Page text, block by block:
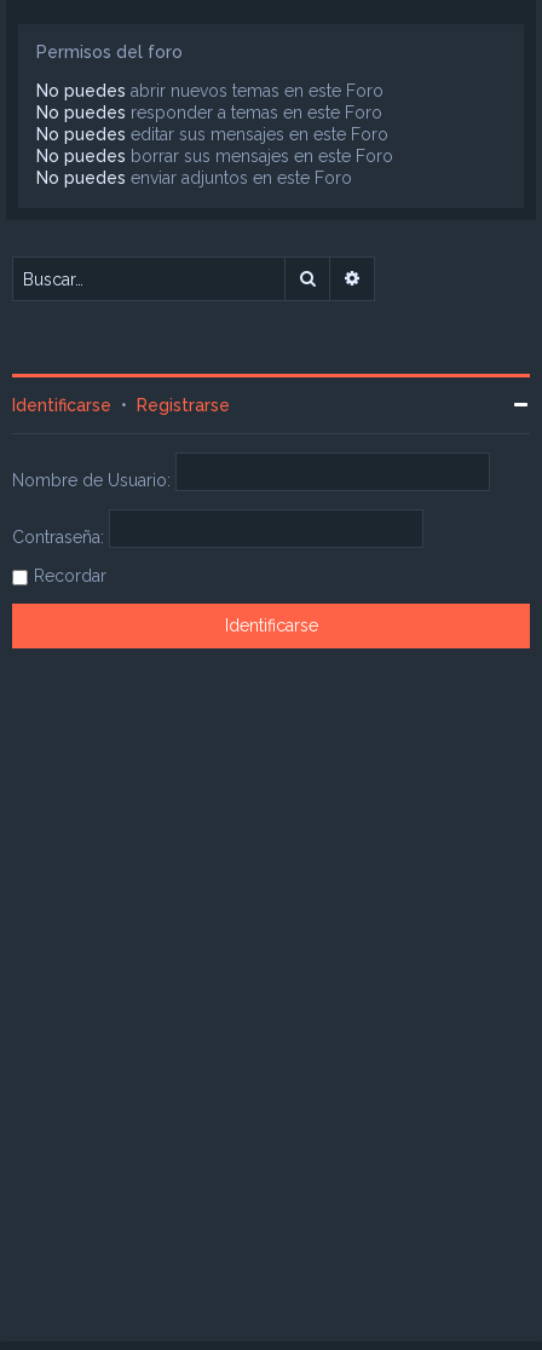
Permisos del foro
No puedes abrir nuevos temas en este Foro
No puedes responder a temas en este Foro
No puedes editar sus mensajes en este Foro
No puedes borrar sus mensajes en este Foro
No puedes enviar adjuntos en este Foro
Buscar
Identificarse • Registrarse
Nombre de Usuario:
Contraseña:
Recordar